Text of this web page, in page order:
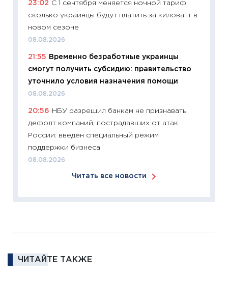
23:02 С 1 сентября меняется ночной тариф:
сколько украинцы будут платить за киловатт в
новом сезоне
08.08.2026
21:55
Временно безработные украинцы
смогут получить субсидию: правительство
уточнило условия назначения помощи
08.08.2026
20:56
НБУ разрешил банкам не признавать
дефолт компаний, пострадавших от атак
России: введен специальный режим
поддержки бизнеса
08.08.2026
Читать все новости
ЧИТАЙТЕ ТАКЖЕ